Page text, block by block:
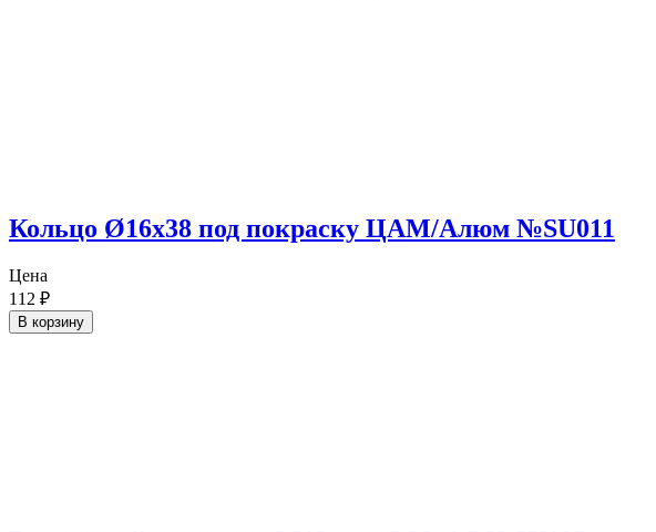
Кольцо Ø16х38 под покраску ЦАМ/Алюм №SU011
Цена
112 ₽
В корзину